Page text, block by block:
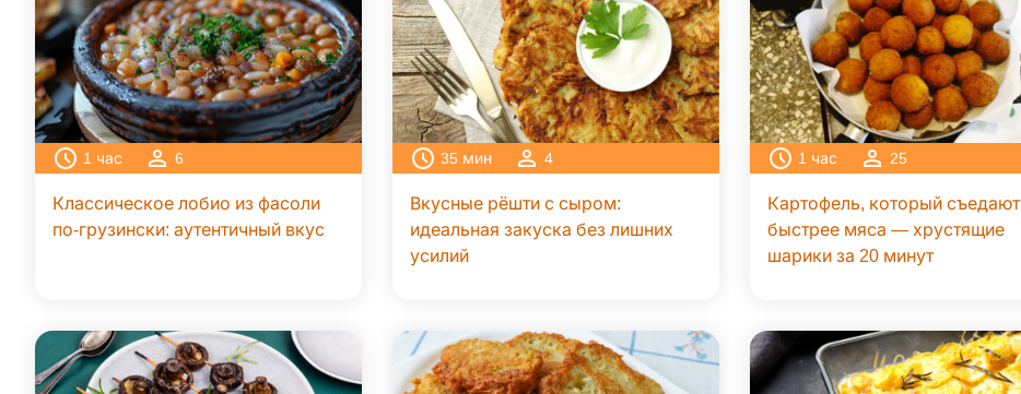
1 час 6
Классическое лобио из фасоли
по-грузински: аутентичный вкус
35 мин 4
Вкусные рёшти с сыром:
идеальная закуска без лишних
усилий
1 час 25
Картофель, который съедают
быстрее мяса — хрустящие
шарики за 20 минут